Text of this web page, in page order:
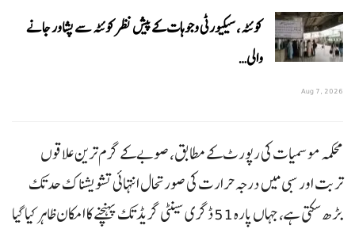
کوئٹہ، سیکیورٹی وجوہات کے پیش نظر کوئٹہ سے پشاور جانے
والی…
Aug 7, 2026
محکمہ موسمیات کی رپورٹ کے مطابق، صوبے کے گرم ترین علاقوں
تربت اور سبی میں درجہ حرارت کی صورتحال انتہائی تشویشناک حد تک
بڑھ سکتی ہے، جہاں پارہ 51 ڈگری سینٹی گریڈ تک پہنچنے کا امکان ظاہر کیا گیا